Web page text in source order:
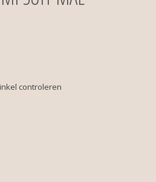
is
controleren